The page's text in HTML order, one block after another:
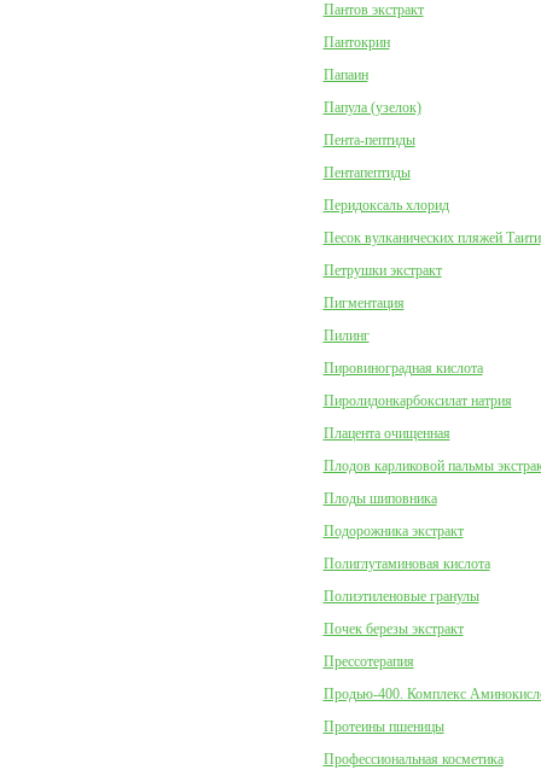
Пантов экстракт
Пантокрин
Папаин
Папула (узелок)
Пента-пептиды
Пентапептиды
Перидоксаль хлорид
Песок вулканических пляжей Таити
Петрушки экстракт
Пигментация
Пилинг
Пировиноградная кислота
Пиролидонкарбоксилат натрия
Плацента очищенная
Плодов карликовой пальмы
Плоды шиповника
Подорожника экстракт
Полиглутаминовая кислота
Полиэтиленовые гранулы
Почек березы экстракт
Прессотерапия
Продью-400. Комплекс
Протеины пшеницы
Профессиональная косметика